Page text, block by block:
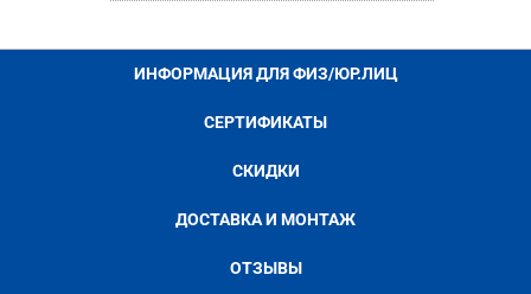
ИНФОРМАЦИЯ ДЛЯ ФИЗ/ЮР.ЛИЦ
СЕРТИФИКАТЫ
СКИДКИ
ДОСТАВКА И МОНТАЖ
ОТЗЫВЫ